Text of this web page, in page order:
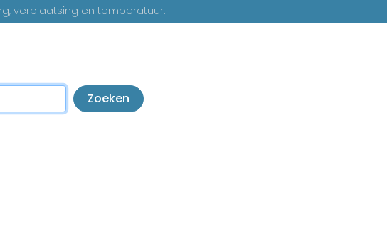
verplaatsing en temperatuur.
Zoeken